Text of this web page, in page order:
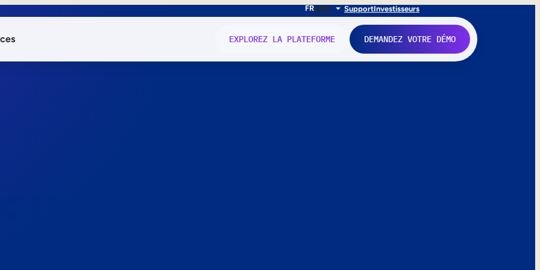
FRENIT SupportInvestisseurs
EXPLOREZ LA PLATEFORME DEMANDEZ VOTRE DÉMO